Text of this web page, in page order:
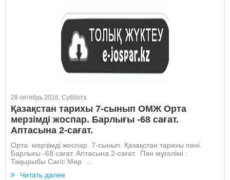
29 октябрь 2016, Суббота
Қазақстан тарихы 7-сынып ОМЖ Орта
мерзімді жоспар. Барлығы -68 сағат.
Аптасына 2-сағат.
Орта мерзімді жоспар. 7-сынып. Қазақстан тарихы пәні.
Барлығы -68 сағат. Аптасына 2-сағат. Пән мұғалімі :
Тақырыбы Сағ/с Мер ...
Читать далее